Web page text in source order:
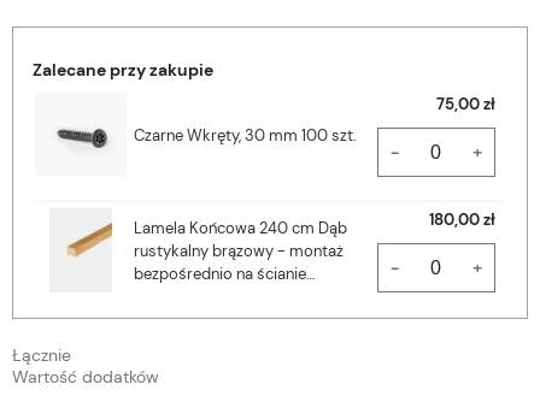
Zalecane przy zakupie
Czarne Wkręty, 30 mm 100 szt.
75,00 zł
- +
Lamela Końcowa 240 cm Dąb
rustykalny brązowy - montaż
bezpośrednio na ścianie
180,00 zł
- +
Łącznie
Wartość dodatków